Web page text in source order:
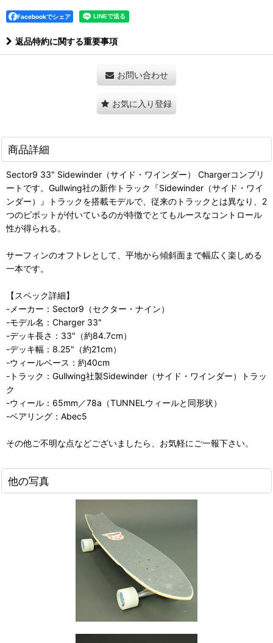
Facebookでシェア
返品特約に関する重要事項
お問い合わせ
お気に入り登録
商品詳細
Sector9 33" Sidewinder（サイド・ワインダー） Chargerコンプリ
ートです。Gullwing社の新作トラック『Sidewinder（サイド・ワイ
ンダー）』トラックを搭載モデルで、従来のトラックとは異なり、2
つのピボットが付いているのが特徴でとてもルースなコントロール
性が得られる。
サーフィンのオフトレとして、平地から傾斜面まで幅広く楽しめる
一本です。
【スペック詳細】
-メーカー：Sector9（セクター・ナイン）
-モデル名：Charger 33"
-デッキ長さ：33"（約84.7cm）
-デッキ幅：8.25"（約21cm）
-ウィールベース：約40cm
-トラック：Gullwing社製Sidewinder（サイド・ワインダー）トラッ
ク
-ウィール：65mm／78a（TUNNELウィールと同形状）
-ベアリング：Abec5
その他ご不明な点などございましたら、お気軽にご一報下さい。
他の写真